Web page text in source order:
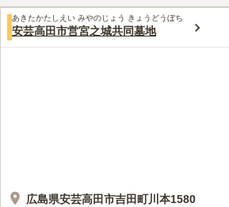
あきたかたしえい みやのじょう きょうどうぼち
安芸高田市営宮之城共同墓地
広島県安芸高田市吉田町川本1580